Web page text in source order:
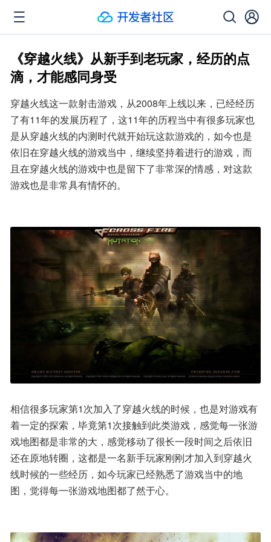
《穿越火线》从新手到老玩家，经历的点
滴，才能感同身受
穿越火线这一款射击游戏，从2008年上线以来，已经经历
了有11年的发展历程了，这11年的历程当中有很多玩家也
是从穿越火线的内测时代就开始玩这款游戏的，如今也是
依旧在穿越火线的游戏当中，继续坚持着进行的游戏，而
且在穿越火线的游戏中也是留下了非常深的情感，对这款
游戏也是非常具有情怀的。
相信很多玩家第1次加入了穿越火线的时候，也是对游戏有
着一定的探索，毕竟第1次接触到此类游戏，感觉每一张游
戏地图都是非常的大，感觉移动了很长一段时间之后依旧
还在原地转圈，这都是一名新手玩家刚刚才加入到穿越火
线时候的一些经历，如今玩家已经熟悉了游戏当中的地
图，觉得每一张游戏地图都了然于心。